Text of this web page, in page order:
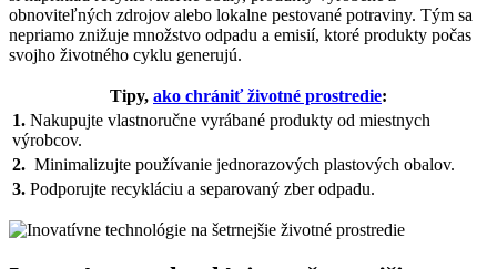
obnoviteľných⁤ zdrojov alebo lokalne⁢ pestované potraviny. Tým sa
nepriamo ⁣znižuje množstvo odpadu‍ a emisií, ktoré produkty ​počas
svojho ‌životného‌ cyklu ‌generujú.
Tipy, ako chrániť životné prostredie:
1. Nakupujte vlastnoručne vyrábané produkty od⁤ miestnych
výrobcov.
2. ⁣ Minimalizujte používanie jednorazových plastových obalov.
3. ⁢Podporujte recykláciu a separovaný zber odpadu.